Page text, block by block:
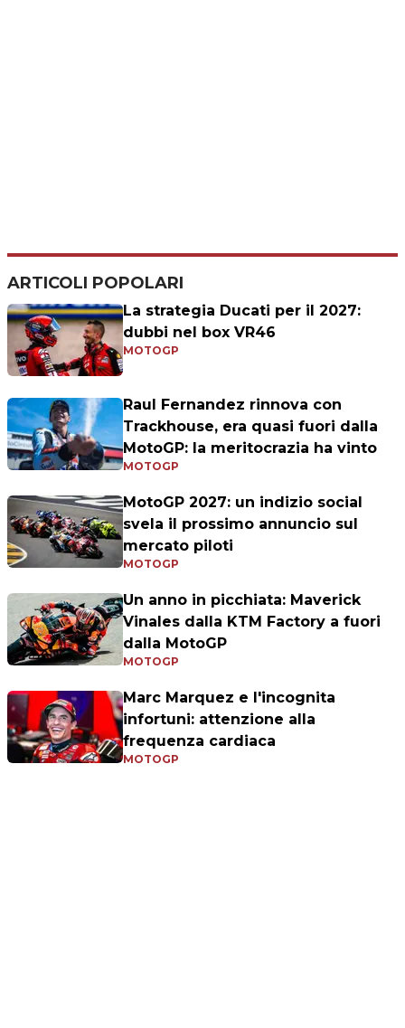
ARTICOLI POPOLARI
La strategia Ducati per il 2027:
dubbi nel box VR46
MOTOGP
Raul Fernandez rinnova con
Trackhouse, era quasi fuori dalla
MotoGP: la meritocrazia ha vinto
MOTOGP
MotoGP 2027: un indizio social
svela il prossimo annuncio sul
mercato piloti
MOTOGP
Un anno in picchiata: Maverick
Vinales dalla KTM Factory a fuori
dalla MotoGP
MOTOGP
Marc Marquez e l'incognita
infortuni: attenzione alla
frequenza cardiaca
MOTOGP